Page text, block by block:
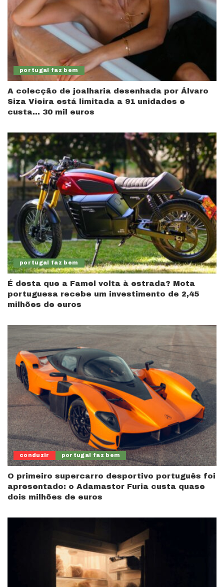
portugal faz bem
A colecção de joalharia desenhada por Álvaro
Siza Vieira está limitada a 91 unidades e
custa… 30 mil euros
portugal faz bem
É desta que a Famel volta à estrada? Mota
portuguesa recebe um investimento de 2,45
milhões de euros
conduzir portugal faz bem
O primeiro supercarro desportivo português foi
apresentado: o Adamastor Furia custa quase
dois milhões de euros